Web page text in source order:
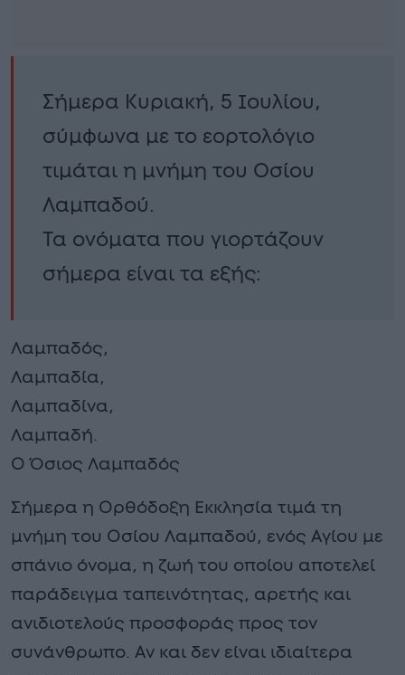
Σήμερα Κυριακή, 5 Ιουλίου,
σύμφωνα με το εορτολόγιο
τιμάται η μνήμη του Οσίου
Λαμπαδού.
Τα ονόματα που γιορτάζουν
σήμερα είναι τα εξής:
Λαμπαδός,
Λαμπαδία,
Λαμπαδίνα,
Λαμπαδή.
Ο Όσιος Λαμπαδός
Σήμερα η Ορθόδοξη Εκκλησία τιμά τη
μνήμη του Οσίου Λαμπαδού, ενός Αγίου με
σπάνιο όνομα, η ζωή του οποίου αποτελεί
παράδειγμα ταπεινότητας, αρετής και
ανιδιοτελούς προσφοράς προς τον
συνάνθρωπο. Αν και δεν είναι ιδιαίτερα